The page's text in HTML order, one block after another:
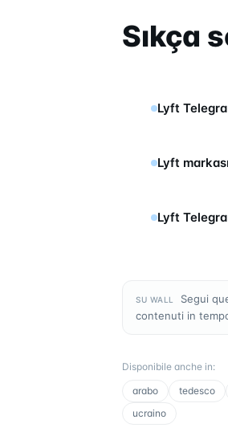
Sıkça
Lyft
Lyft
Lyft
SU WALL
Segui
contenuti in
Disponibile anche in:
arabo
tedesco
ucraino